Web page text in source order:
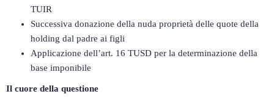
TUIR
Successiva donazione della nuda proprietà delle quote della
holding dal padre ai figli
Applicazione dell’art. 16 TUSD per la determinazione della
base imponibile
Il cuore della questione